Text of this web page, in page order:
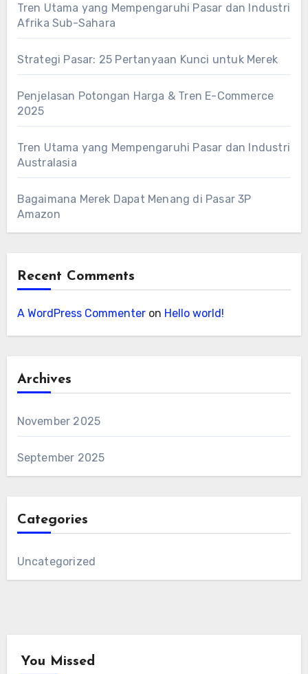
Tren Utama yang Mempengaruhi Pasar dan Industri
Afrika Sub-Sahara
Strategi Pasar: 25 Pertanyaan Kunci untuk Merek
Penjelasan Potongan Harga & Tren E-Commerce
2025
Tren Utama yang Mempengaruhi Pasar dan Industri
Australasia
Bagaimana Merek Dapat Menang di Pasar 3P
Amazon
Recent Comments
A WordPress Commenteron Hello world!
Archives
November 2025
September 2025
Categories
Uncategorized
You Missed